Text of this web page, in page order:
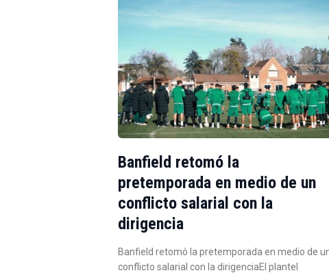
Banfield retomó la
pretemporada en medio de un
conflicto salarial con la
dirigencia
Banfield retomó la pretemporada en medio de
conflicto salarial con la dirigenciaEl plantel